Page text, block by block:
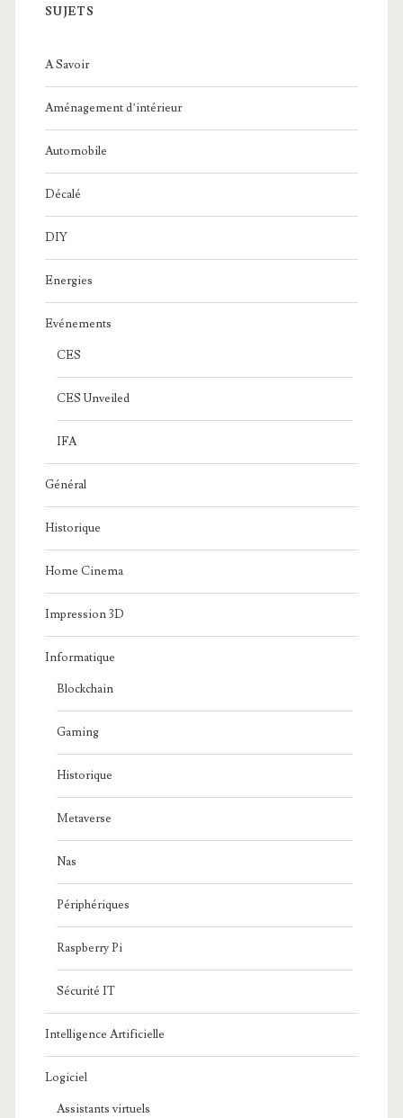
SUJETS
A Savoir
Aménagement d’intérieur
Automobile
Décalé
DIY
Energies
Evénements
CES
CES Unveiled
IFA
Général
Historique
Home Cinema
Impression 3D
Informatique
Blockchain
Gaming
Historique
Metaverse
Nas
Périphériques
Raspberry Pi
Sécurité IT
Intelligence Artificielle
Logiciel
Assistants virtuels